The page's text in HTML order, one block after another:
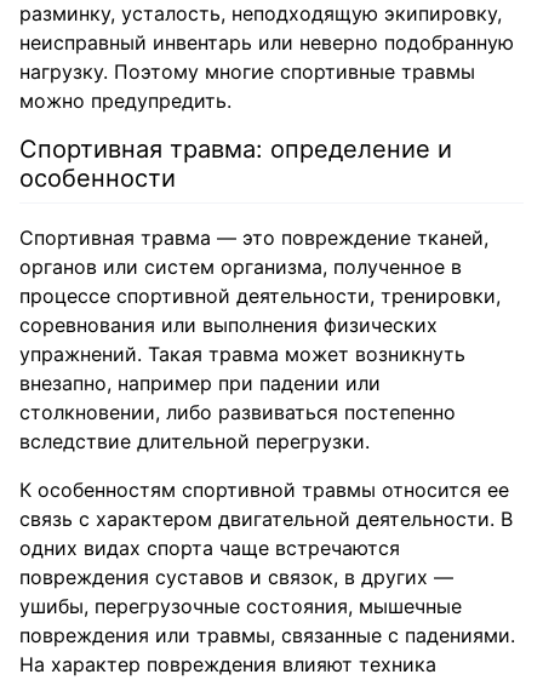
разминку, усталость, неподходящую экипировку,
неисправный инвентарь или неверно подобранную
нагрузку. Поэтому многие спортивные травмы
можно предупредить.
Спортивная травма: определение и
особенности
Спортивная травма — это повреждение тканей,
органов или систем организма, полученное в
процессе спортивной деятельности, тренировки,
соревнования или выполнения физических
упражнений. Такая травма может возникнуть
внезапно, например при падении или
столкновении, либо развиваться постепенно
вследствие длительной перегрузки.
К особенностям спортивной травмы относится ее
связь с характером двигательной деятельности. В
одних видах спорта чаще встречаются
повреждения суставов и связок, в других —
ушибы, перегрузочные состояния, мышечные
повреждения или травмы, связанные с падениями.
На характер повреждения влияют техника